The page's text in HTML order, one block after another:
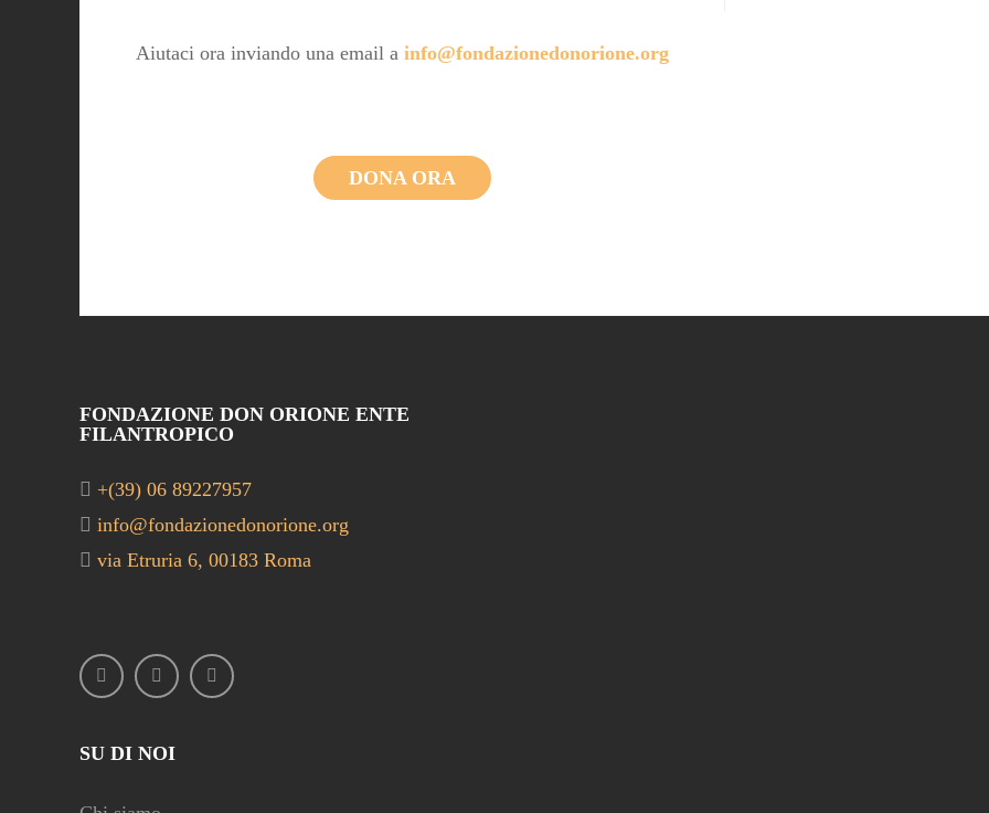
Aiutaci ora inviando una email a info@fondazionedonorione.org
DONA ORA
FONDAZIONE DON ORIONE ENTE
FILANTROPICO
+(39) 06 89227957
info@fondazionedonorione.org
via Etruria 6, 00183 Roma
SU DI NOI